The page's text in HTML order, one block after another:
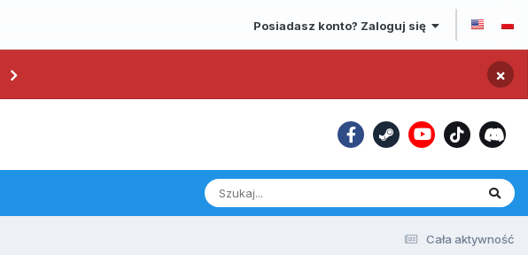
Posiadasz konto? Zaloguj się
×
Cała aktywność